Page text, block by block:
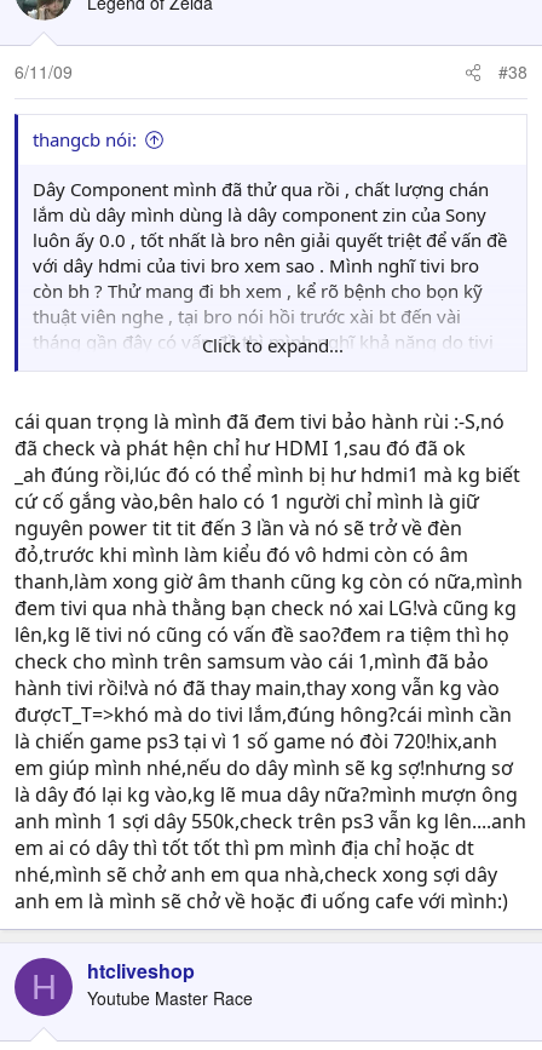
6/11/09 #38
thangcb nói:
Dây Component mình đã thử qua rồi , chất lượng chán
lắm dù dây mình dùng là dây component zin của Sony
luôn ấy 0.0 , tốt nhất là bro nên giải quyết triệt để vấn đề
với dây hdmi của tivi bro xem sao . Mình nghĩ tivi bro
còn bh ? Thử mang đi bh xem , kể rõ bệnh cho bọn kỹ
thuật viên nghe , tại bro nói hồi trước xài bt đến vài
tháng gần đây có vấn đề thì mình nghĩ khả năng do tivi
là rất lớn
Click to expand...
cái quan trọng là mình đã đem tivi bảo hành rùi :-S,nó
đã check và phát hện chỉ hư HDMI 1,sau đó đã ok
_ah đúng rồi,lúc đó có thể mình bị hư hdmi1 mà kg biết
cứ cố gắng vào,bên halo có 1 người chỉ mình là giữ
nguyên power tit tit đến 3 lần và nó sẽ trở về đèn
đỏ,trước khi mình làm kiểu đó vô hdmi còn có âm
thanh,làm xong giờ âm thanh cũng kg còn có nữa,mình
đem tivi qua nhà thằng bạn check nó xai LG!và cũng kg
lên,kg lẽ tivi nó cũng có vấn đề sao?đem ra tiệm thì họ
check cho mình trên samsum vào cái 1,mình đã bảo
hành tivi rồi!và nó đã thay main,thay xong vẫn kg vào
đượcT_T=>khó mà do tivi lắm,đúng hông?cái mình cần
là chiến game ps3 tại vì 1 số game nó đòi 720!hix,anh
em giúp mình nhé,nếu do dây mình sẽ kg sợ!nhưng sơ
là dây đó lại kg vào,kg lẽ mua dây nữa?mình mượn ông
anh mình 1 sợi dây 550k,check trên ps3 vẫn kg lên....anh
em ai có dây thì tốt tốt thì pm mình địa chỉ hoặc dt
nhé,mình sẽ chở anh em qua nhà,check xong sợi dây
anh em là mình sẽ chở về hoặc đi uống cafe với mình:)
H htcliveshop
Youtube Master Race